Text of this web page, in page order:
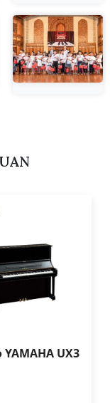
YAMAHA UX3